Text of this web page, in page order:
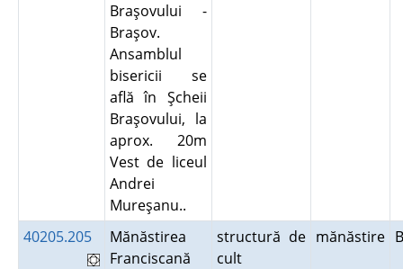
Braşovului -
Braşov.
Ansamblul
bisericii se
află în Şcheii
Braşovului, la
aprox. 20m
Vest de liceul
Andrei
Mureşanu..
40205.205
Mănăstirea
Franciscană
structură de
cult
mănăstire